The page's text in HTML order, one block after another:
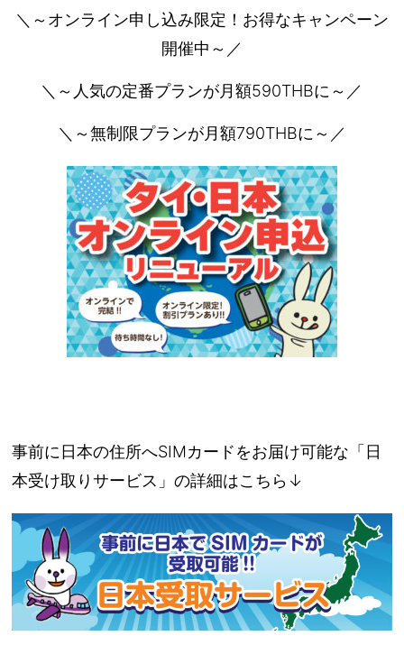
＼～オンライン申し込み限定！お得なキャンペーン
開催中～／
＼～人気の定番プランが月額590THBに～／
＼～無制限プランが月額790THBに～／
事前に日本の住所へSIMカードをお届け可能な「日
本受け取りサービス」の詳細はこちら↓